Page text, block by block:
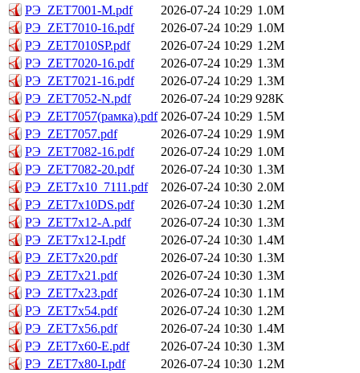
РЭ_ZET7001-M.pdf
2026-07-24 10:29 1.0M
РЭ_ZET7010-16.pdf
2026-07-24 10:29 1.0M
РЭ_ZET7010SP.pdf
2026-07-24 10:29 1.2M
РЭ_ZET7020-16.pdf
2026-07-24 10:29 1.3M
РЭ_ZET7021-16.pdf
2026-07-24 10:29 1.3M
РЭ_ZET7052-N.pdf
2026-07-24 10:29 928K
РЭ_ZET7057(рамка).pdf 2026-07-24 10:29 1.5M
РЭ_ZET7057.pdf
2026-07-24 10:29 1.9M
РЭ_ZET7082-16.pdf
2026-07-24 10:29 1.0M
РЭ_ZET7082-20.pdf
2026-07-24 10:30 1.3M
РЭ_ZET7x10_7111.pdf
2026-07-24 10:30 2.0M
РЭ_ZET7x10DS.pdf
2026-07-24 10:30 1.2M
РЭ_ZET7x12-A.pdf
2026-07-24 10:30 1.3M
РЭ_ZET7x12-I.pdf
2026-07-24 10:30 1.4M
РЭ_ZET7x20.pdf
2026-07-24 10:30 1.3M
РЭ_ZET7x21.pdf
2026-07-24 10:30 1.3M
РЭ_ZET7x23.pdf
2026-07-24 10:30 1.1M
РЭ_ZET7x54.pdf
2026-07-24 10:30 1.2M
РЭ_ZET7x56.pdf
2026-07-24 10:30 1.4M
РЭ_ZET7x60-E.pdf
2026-07-24 10:30 1.3M
РЭ_ZET7x80-I.pdf
2026-07-24 10:30 1.2M